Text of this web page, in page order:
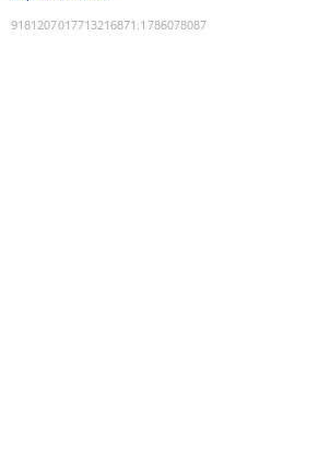
9181207017713216871 :1786078087